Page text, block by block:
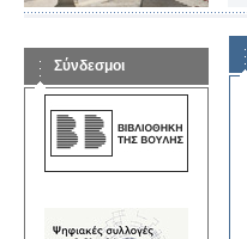
Σύνδεσμοι